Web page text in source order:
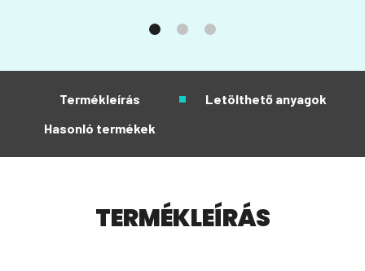
Termékleírás
Letölthető anyagok
Hasonló termékek
TERMÉKLEÍRÁS